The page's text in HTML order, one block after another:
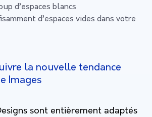
d’espaces blancs
d’espaces vides dans votre
la nouvelle tendance
Images
sont entièrement adaptés